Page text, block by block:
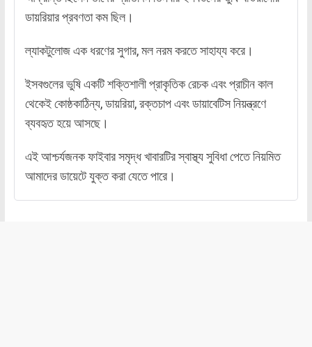
ডায়রিয়ার প্রবণতা কম ছিল।
ল্যাকটুলোজ এক ধরণের সুগার, মল নরম করতে সাহায্য করে।
ইসবগুলের ভুষি একটি শক্তিশালী প্রাকৃতিক রেচক এবং প্রাচীন কাল
থেকেই কোষ্ঠকাঠিন্য, ডায়রিয়া, রক্তচাপ এবং ডায়াবেটিস নিয়ন্ত্রণে
ব্যবহৃত হয়ে আসছে।
এই আশ্চর্যজনক ফাইবার সমৃদ্ধ খাবারটির স্বাস্থ্য সুবিধা পেতে নিয়মিত
আমাদের ডায়েটে যুক্ত করা যেতে পারে।